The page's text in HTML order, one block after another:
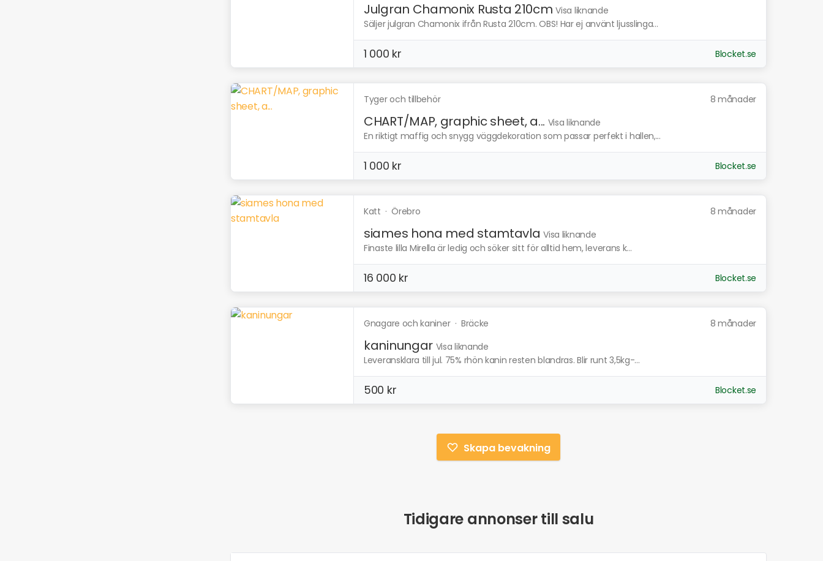
Julgran Chamonix Rusta 210cm Visa liknande
Säljer julgran Chamonix ifrån Rusta 210cm. OBS! Har ej använt ljusslinga...
1 000 kr Blocket.se
Tyger och tillbehör 8 månader
CHART/MAP, graphic sheet, a... Visa liknande
En riktigt maffig och snygg väggdekoration som passar perfekt i hallen,...
1 000 kr Blocket.se
Katt ·Örebro 8 månader
siames hona med stamtavla Visa liknande
Finaste lilla Mirella är ledig och söker sitt för alltid hem, leverans k...
16 000 kr Blocket.se
Gnagare och kaniner· Bräcke 8 månader
kaninungar Visa liknande
Leveransklara till jul. 75% rhön kanin resten blandras. Blir runt 3,5kg-...
500 kr Blocket.se
Skapa bevakning
Tidigare annonser till salu